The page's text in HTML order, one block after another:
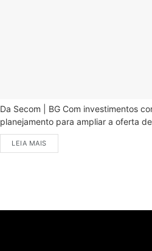
Da Secom | BG Com investimentos
planejamento para ampliar a oferta
LEIA MAIS